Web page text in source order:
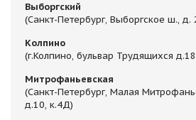
Выборгский
(Санкт-Петербург, Выборгское ш., д.
Колпино
(г.Колпино, бульвар Трудящихся
Митрофаньевская
(Санкт-Петербург, Малая
д.10, к.4Д)